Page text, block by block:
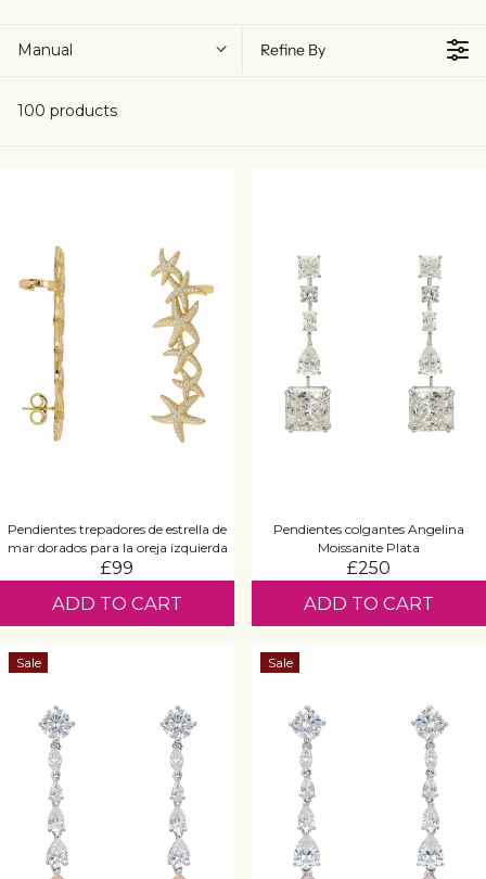
Manual Refine By
100 products
Pendientes trepadores de estrella de
mar dorados para la oreja izquierda
£99
ADD TO CART
Pendientes colgantes Angelina
Moissanite Plata
£250
ADD TO CART
Sale Sale